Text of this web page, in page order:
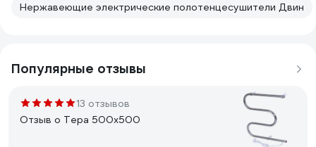
Нержавеющие электрические полотенцесушители Двин
Популярные отзывы
13 отзывов
Отзыв о Тера 500х500